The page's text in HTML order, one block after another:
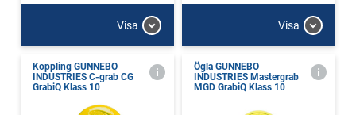
Visa Visa
Koppling GUNNEBO
INDUSTRIES C-grab CG
GrabiQ Klass 10
Ögla GUNNEBO
INDUSTRIES Mastergrab
MGD GrabiQ Klass 10